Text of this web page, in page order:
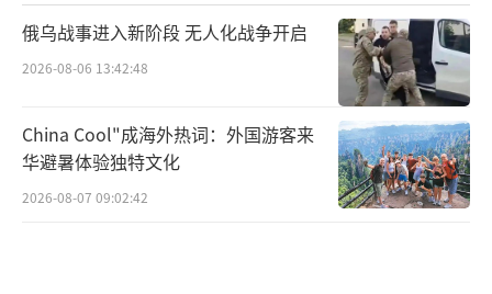
是日本本就所剩无几的国家信誉。一个从未真
诚反省过的国家，一个至今仍在逃避罪责的政
府，到底在惧惮什么，又在掩饰什么？
在德韩国人团体负责人韩正华认为，日本
一直还没有真正正视第二次世界大战中对别的
国家造成的深重灾难，包括惨重的人员伤亡和
俄乌战事进入新阶段 无人化战争开启
2026-08-06 13:42:48
China Cool"成海外热词：外国游客来
华避暑体验独特文化
2026-08-07 09:02:42